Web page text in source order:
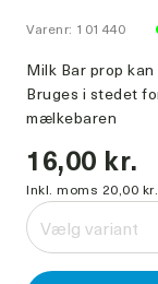
Varenr: 101440
Milk Bar prop
Bruges i stedet
mælkebaren
16,00 kr.
Inkl. moms 20,00 kr.
Vælg variant